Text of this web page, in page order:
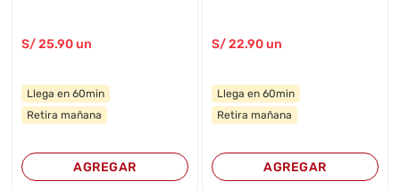
S/25.90 un
Llega en 60min
Retira mañana
AGREGAR
S/22.90un
Llega en 60min
Retira mañana
AGREGAR